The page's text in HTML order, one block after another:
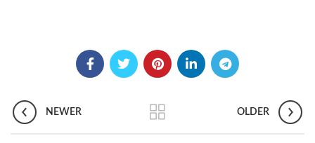
NEWER OLDER